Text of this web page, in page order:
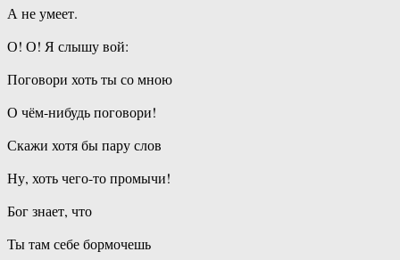
А не умеет.
О! О! Я слышу вой:
Поговори хоть ты со мною
О чём-нибудь поговори!
Скажи хотя бы пару слов
Ну, хоть чего-то промычи!
Бог знает, что
Ты там себе бормочешь